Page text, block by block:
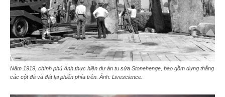
Năm 1919, chính phủ Anh thực hiện dự án tu sửa Stonehenge, bao gồm dựng thẳng
các cột đá và đặt lại phiến phía trên. Ảnh: Livescience.